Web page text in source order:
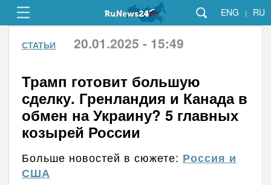
ENG | RU
СТАТЬИ 20.01.2025 - 15:49
Трамп готовит большую
сделку. Гренландия и Канада в
обмен на Украину? 5 главных
козырей России
Больше новостей в сюжете: Россия и
США